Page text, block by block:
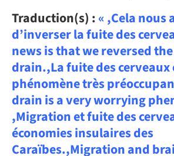
Traduction(s) :« ,Cela nous
d’inverser la fuite des
news is that we reversed
drain.,La fuite des cerveaux
phénomène très
drain is a very worrying
,Migration et fuite des
économies insulaires des
Caraïbes.,Migration and